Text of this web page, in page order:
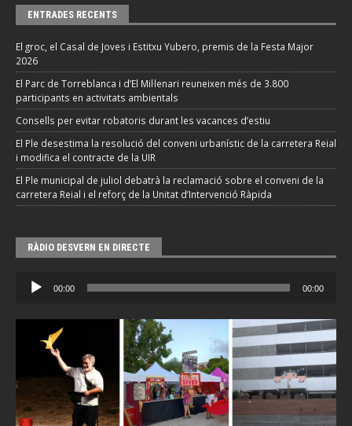
ENTRADES RECENTS
El groc, el Casal de Joves i Estitxu Yubero, premis de la Festa Major
2026
El Parc de Torreblanca i d’El Mil·lenari reuneixen més de 3.800
participants en activitats ambientals
Consells per evitar robatoris durant les vacances d’estiu
El Ple desestima la resolució del conveni urbanístic de la carretera Reial
i modifica el contracte de la UIR
El Ple municipal de juliol debatrà la reclamació sobre el conveni de la
carretera Reial i el reforç de la Unitat d’Intervenció Ràpida
RÀDIO DESVERN EN DIRECTE
Reproductor
d'àudio
00:00 00:00